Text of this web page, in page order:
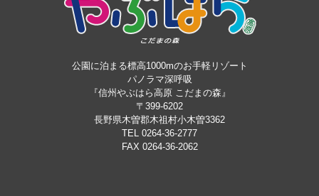
公園に泊まる標高1000mのお手軽リゾート
パノラマ深呼吸
『信州やぶはら高原 こだまの森』
〒399-6202
長野県木曽郡木祖村小木曽3362
TEL 0264-36-2777
FAX 0264-36-2062